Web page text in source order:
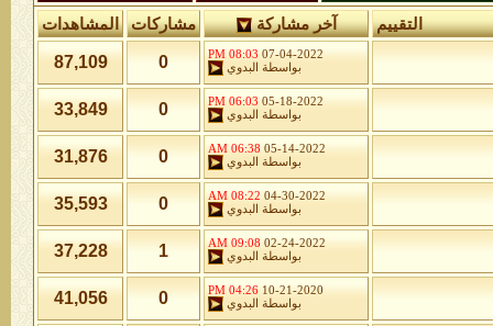
التقييم آخر مشاركة مشاركات المشاهدات
07-04-2022
08:03 PM
بواسطة
البدوي 0
87,109
05-18-2022
06:03 PM
بواسطة
البدوي 0
33,849
05-14-2022
06:38 AM
بواسطة
البدوي 0
31,876
04-30-2022
08:22 AM
بواسطة
البدوي 0
35,593
02-24-2022
09:08 AM
بواسطة
البدوي 1
37,228
10-21-2020
04:26 PM
بواسطة
البدوي 0
41,056